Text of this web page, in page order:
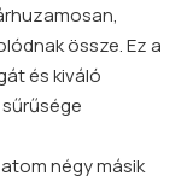
össze. Ez a
és kiváló
négy másik